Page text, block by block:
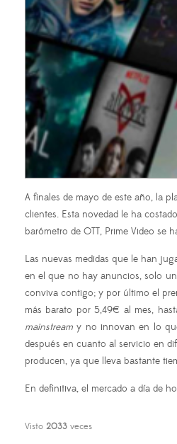
A finales de mayo de este año, la
clientes. Esta novedad le ha
barómetro de OTT, Prime Video
Las nuevas medidas que le han
en el que no hay anuncios, solo
conviva contigo; y por último el
más barato por 5,49€ al mes,
mainstream y no innovan en lo
después en cuanto al servicio en
producen, ya que lleva bastante
En definitiva, el mercado a día de
Visto 2033 veces